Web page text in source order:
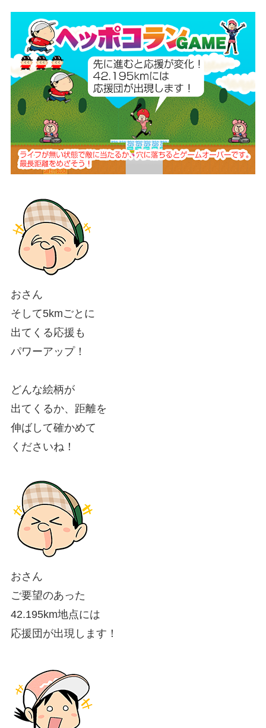
おさん
そして5kmごとに
出てくる応援も
パワーアップ！
どんな絵柄が
出てくるか、距離を
伸ばして確かめて
くださいね！
おさん
ご要望のあった
42.195km地点には
応援団が出現します！